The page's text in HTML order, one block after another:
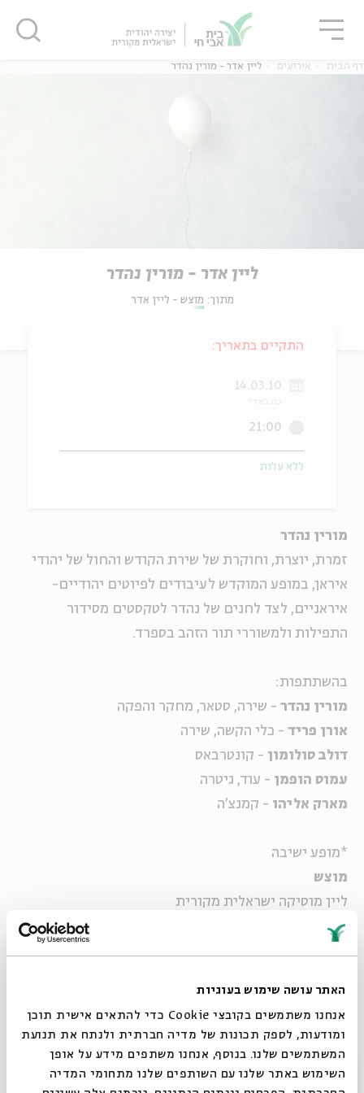
האתר עושה שימוש בעוגיות
אנחנו משתמשים בקובצי Cookie כדי להתאים אישית תוכן
ומודעות, לספק תכונות של מדיה חברתית ולנתח את תנועת
המשתמשים שלנו. בנוסף, אנחנו משתפים מידע על אופן
השימוש באתר שלנו עם השותפים שלנו מתחומי המדיה
דף הבית אירועים ליין אדר - מורין נהדר
ליין אדר - מורין נהדר
מתוך: מוצש - ליין אדר
מורין נהדר
זמרת, יוצרת, וחוקרת של שירת הקודש והחול של יהודי
איראן, במופע המוקדש לעיבודים לפיוטים יהודיים-
איראניים, לצד לחנים של נהדר לטקסטים מסידור
התפילות ולמשוררי תור הזהב בספרד.
בהשתתפות:
מורין נהדר - שירה, סטאר, מחקר והפקה
אורן פריד - כלי הקשה, שירה
דולב סולומון - קונטרבאס
עמוס הופמן - עוד, גיטרה
מארק אליהו - קמנצ'ה
*מופע ישיבה
מוצש
ליין מוסיקה ישראלית מקורית
מנהל אמנותי:
בכל מופע יבצעו האמניות שיר של משוררת ישראלית על
פי בחירתן
התקיים בתאריך:
14.03.10
21:00
ללא עלות
סגור
סגור